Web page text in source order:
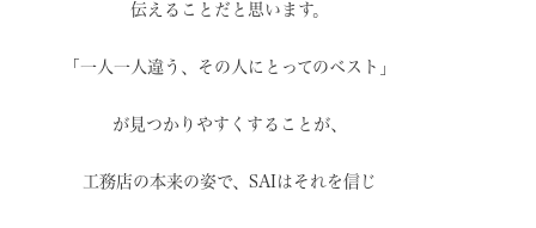
伝えることだと思います。
「一人一人違う、その人にとってのベスト」
が見つかりやすくすることが、
工務店の本来の姿で、 SAIはそれを信じ